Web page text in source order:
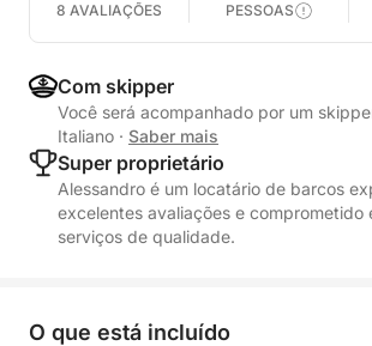
8 AVALIAÇÕES PESSOAS
Com skipper
Você será acompanhado por um
Italiano · Saber mais
Super proprietário
Alessandro é um locatário de barcos
excelentes avaliações e comprometido
serviços de qualidade.
O que está incluído